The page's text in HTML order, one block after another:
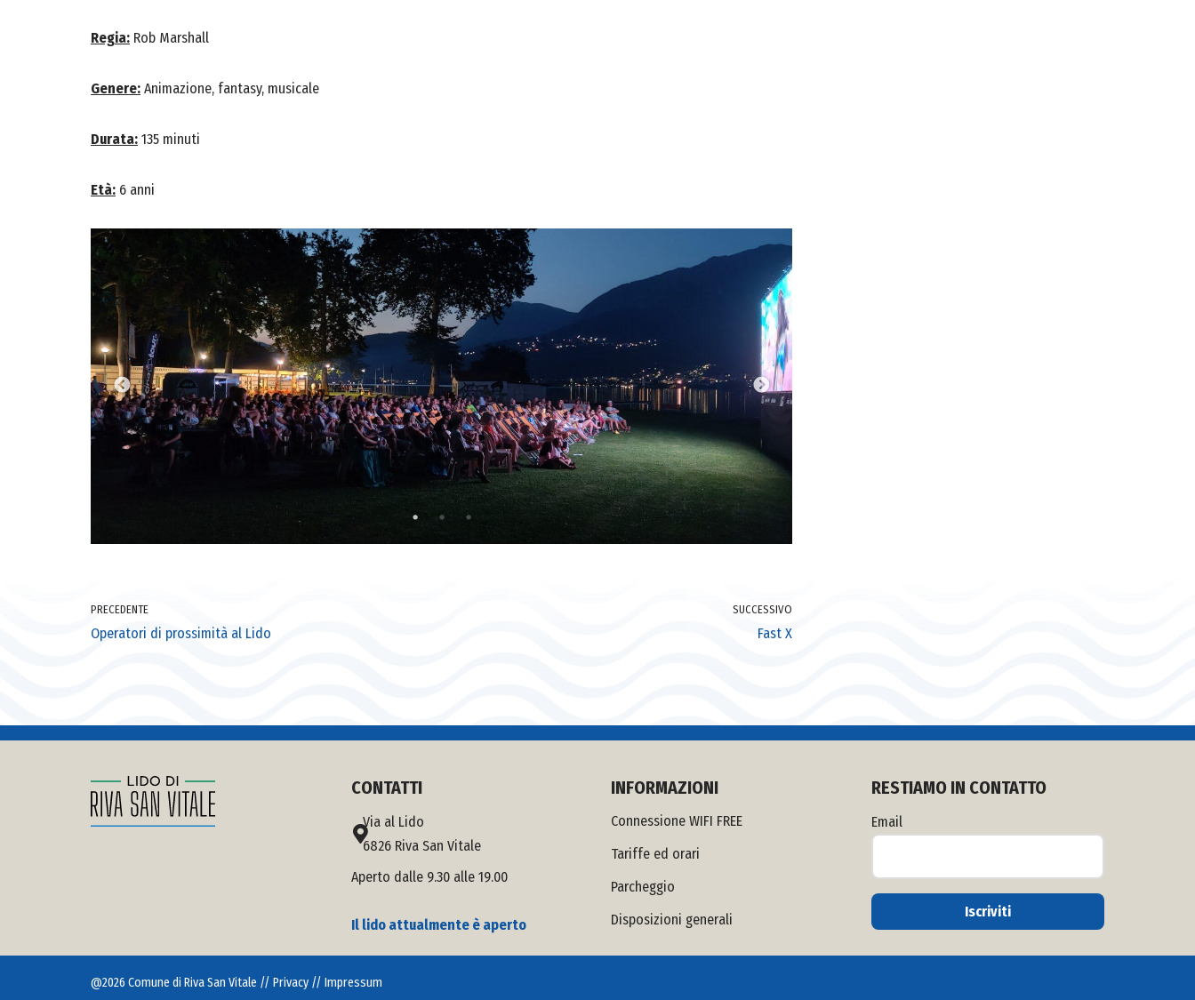
Regia: Rob Marshall
Genere: Animazione, fantasy, musicale
Durata: 135 minuti
Età: 6 anni
PRECEDENTE
Operatori di prossimità al Lido
SUCCESSIVO
Fast X
CONTATTI
Via al Lido
6826 Riva San Vitale
Aperto dalle 9.30 alle 19.00
Il lido attualmente è aperto
INFORMAZIONI
Connessione WIFI FREE
Tariffe ed orari
Parcheggio
Disposizioni generali
RESTIAMO IN CONTATTO
Email
@2026 Comune di Riva San Vitale // Privacy // Impressum